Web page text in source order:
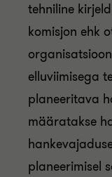
tehniline
komisjon ehk
elluviimisega
planeeritava
määratakse
planeerimisel